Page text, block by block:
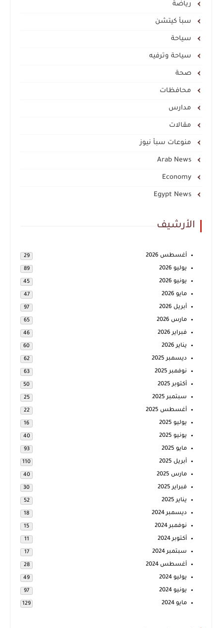
رياضة
سبأ كيتشن
سياحة
سياحة وترفيه
صحة
محافظات
مدارس
مقالات
منوعات سبأ نيوز
Arab News
Economy
Egypt News
الأرشيف
أغسطس 2026 29
يوليو 2026 89
يونيو 2026 45
مايو 2026 47
أبريل 2026 97
مارس 2026 65
فبراير 2026 46
يناير 2026 60
ديسمبر 2025 62
نوفمبر 2025 63
أكتوبر 2025 50
سبتمبر 2025 25
أغسطس 2025 22
يوليو 2025 16
يونيو 2025 40
مايو 2025 93
أبريل 2025 110
مارس 2025 40
فبراير 2025 30
يناير 2025 52
ديسمبر 2024 18
نوفمبر 2024 15
أكتوبر 2024 11
سبتمبر 2024 17
أغسطس 2024 28
يوليو 2024 49
يونيو 2024 97
مايو 2024 129